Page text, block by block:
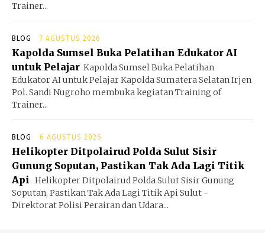
Trainer...
BLOG 7 AGUSTUS 2026
Kapolda Sumsel Buka Pelatihan Edukator AI
untuk Pelajar Kapolda Sumsel Buka Pelatihan
Edukator AI untuk Pelajar Kapolda Sumatera Selatan Irjen
Pol. Sandi Nugroho membuka kegiatan Training of
Trainer...
BLOG 6 AGUSTUS 2026
Helikopter Ditpolairud Polda Sulut Sisir
Gunung Soputan, Pastikan Tak Ada Lagi Titik
Api Helikopter Ditpolairud Polda Sulut Sisir Gunung
Soputan, Pastikan Tak Ada Lagi Titik Api Sulut -
Direktorat Polisi Perairan dan Udara...